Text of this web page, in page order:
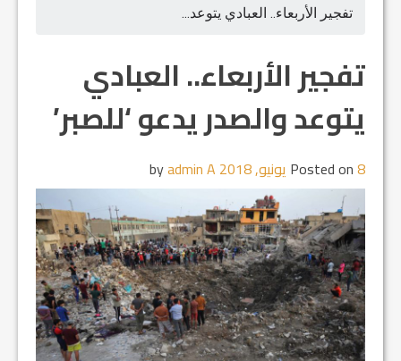
تفجير الأربعاء.. العبادي يتوعد...
تفجير الأربعاء.. العبادي
يتوعد والصدر يدعو ‘للصبر’
Posted on8 يونيو, 2018 admin A